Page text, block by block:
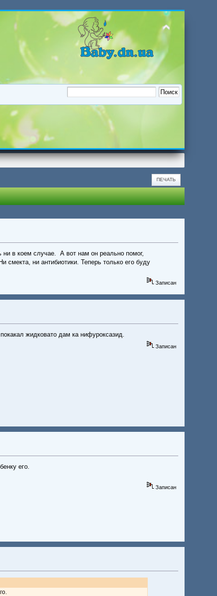
ПЕЧАТЬ
в коем случае. А вот нам он реально помог,
смекта, ни антибиотики. Теперь только его буду
Записан
жидковато дам ка нифуроксазид.
Записан
его.
Записан